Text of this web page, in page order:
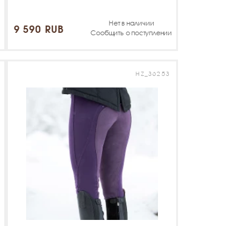
9 590 RUB
Нет в наличии
Сообщить о поступлении
HZ_36253